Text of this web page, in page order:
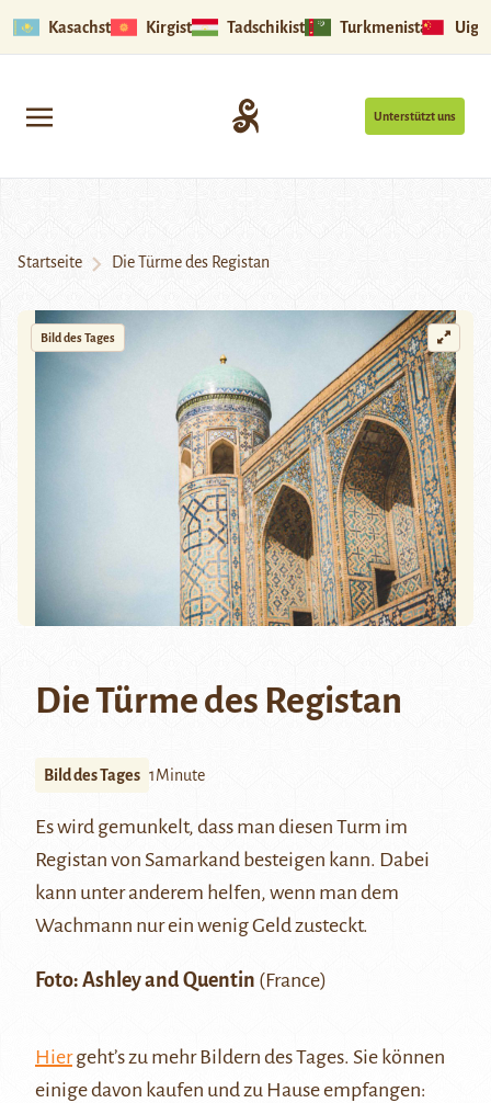
Kasachstan Kirgistan Tadschikistan Turkmenistan
Unterstützt uns
Startseite Die Türme des Registan
Bild des Tages
Die Türme des Registan
Bild des Tages 1Minute
Es wird gemunkelt, dass man diesen Turm im
Registan von Samarkand besteigen kann. Dabei
kann unter anderem helfen, wenn man dem
Wachmann nur ein wenig Geld zusteckt.
Foto: Ashley and Quentin (France)
Hiergeht’s zu mehr Bildern des Tages. Sie können
einige davon kaufen und zu Hause empfangen: